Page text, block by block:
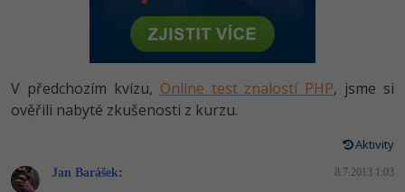
HTML5, CSS3, Bootstrap, SEO
Testování a verzování
JavaScript
Python
HTML / CSS
Vývojář mobilních aplikací
Specialista na AI a bigdata
C# Game developer
Tester
-80%
-80%
PHP -80%
V předchozím kvízu, Online test znalostí PHP, jsme si
ověřili nabyté zkušenosti z kurzu.
Aktivity
Jan Barášek: 8.7.2013 1:03